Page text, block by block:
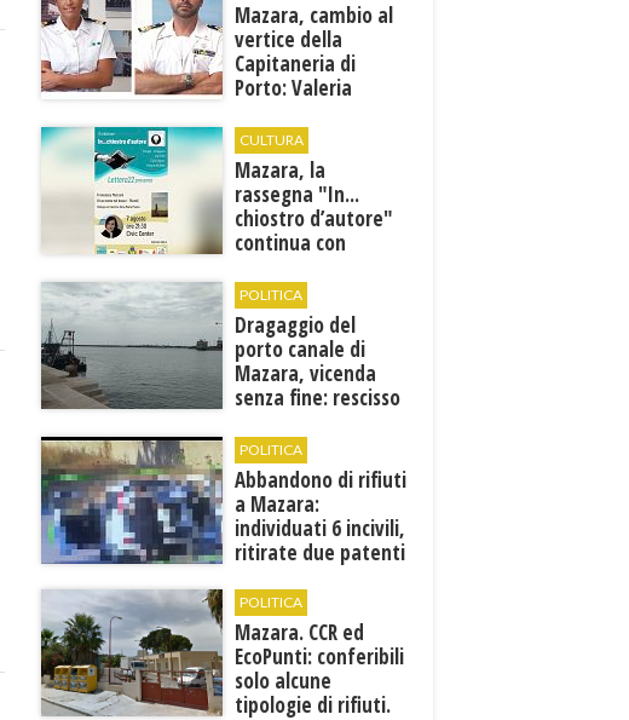
Mazara, cambio al
vertice della
Capitaneria di
Porto: Valeria
vicecomandante
CULTURA
Mazara, la
rassegna "In...
chiostro d’autore"
continua con
POLITICA
Dragaggio del
porto canale di
Mazara, vicenda
senza fine: rescisso
POLITICA
Abbandono di rifiuti
a Mazara:
individuati 6 incivili,
ritirate due patenti
POLITICA
Mazara. CCR ed
EcoPunti: conferibili
solo alcune
tipologie di rifiuti.